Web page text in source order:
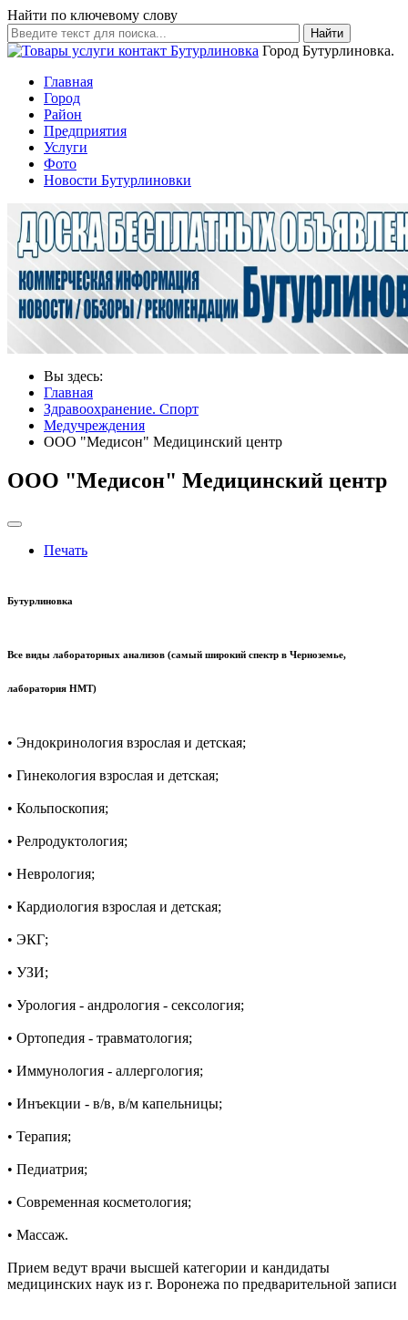
Найти по ключевому слову
Найти
Город Бутурлиновка.
Главная
Город
Район
Предприятия
Услуги
Фото
Новости Бутурлиновки
Вы здесь:
Главная
Здравоохранение. Спорт
Медучреждения
ООО "Медисон" Медицинский центр
ООО "Медисон" Медицинский центр
Печать
Бутурлиновка
Все виды лабораторных анализов (самый широкий спектр в Черноземье,
лаборатория НМТ)
• Эндокринология взрослая и детская;
• Гинекология взрослая и детская;
• Кольпоскопия;
• Релродуктология;
• Неврология;
• Кардиология взрослая и детская;
• ЭКГ;
• УЗИ;
• Урология - андрология - сексология;
• Ортопедия - травматология;
• Иммунология - аллергология;
• Инъекции - в/в, в/м капельницы;
• Терапия;
• Педиатрия;
• Современная косметология;
• Массаж.
Прием ведут врачи высшей категории и кандидаты
медицинских наук из г. Воронежа по предварительной записи